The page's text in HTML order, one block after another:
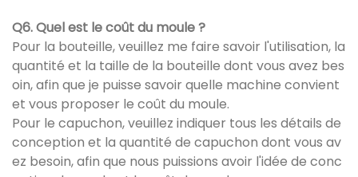
Q6. Quel est le coût du moule ?
Pour la bouteille, veuillez me faire savoir l'utilisation, la
quantité et la taille de la bouteille dont vous avez bes
oin, afin que je puisse savoir quelle machine convient
et vous proposer le coût du moule.
Pour le capuchon, veuillez indiquer tous les détails de
conception et la quantité de capuchon dont vous av
ez besoin, afin que nous puissions avoir l'idée de conc